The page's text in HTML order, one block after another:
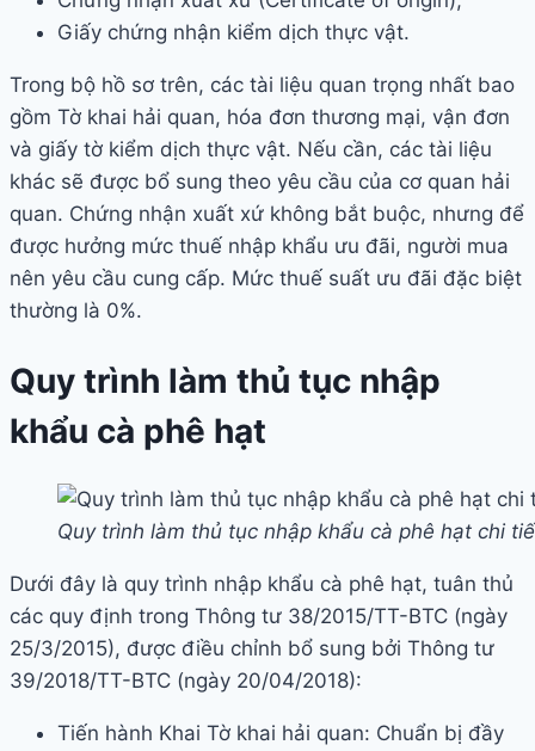
Giấy chứng nhận kiểm dịch thực vật.
Trong bộ hồ sơ trên, các tài liệu quan trọng nhất bao
gồm Tờ khai hải quan, hóa đơn thương mại, vận đơn
và giấy tờ kiểm dịch thực vật. Nếu cần, các tài liệu
khác sẽ được bổ sung theo yêu cầu của cơ quan hải
quan. Chứng nhận xuất xứ không bắt buộc, nhưng để
được hưởng mức thuế nhập khẩu ưu đãi, người mua
nên yêu cầu cung cấp. Mức thuế suất ưu đãi đặc biệt
thường là 0%.
Quy trình làm thủ tục nhập
khẩu cà phê hạt
Quy trình làm thủ tục nhập khẩu cà phê hạt chi
Dưới đây là quy trình nhập khẩu cà phê hạt, tuân thủ
các quy định trong Thông tư 38/2015/TT-BTC (ngày
25/3/2015), được điều chỉnh bổ sung bởi Thông tư
39/2018/TT-BTC (ngày 20/04/2018):
Tiến hành Khai Tờ khai hải quan: Chuẩn bị đầy